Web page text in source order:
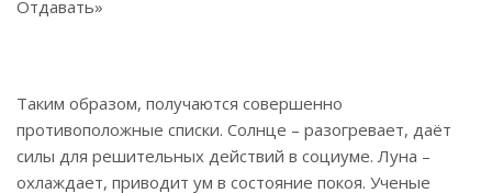
Отдавать»
Таким образом, получаются совершенно
противоположные списки. Солнце – разогревает, даёт
силы для решительных действий в социуме. Луна –
охлаждает, приводит ум в состояние покоя. Ученые